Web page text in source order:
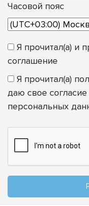
Часовой пояс
Я прочитал(а) и
соглашение
Я прочитал(а)
даю свое
персональных